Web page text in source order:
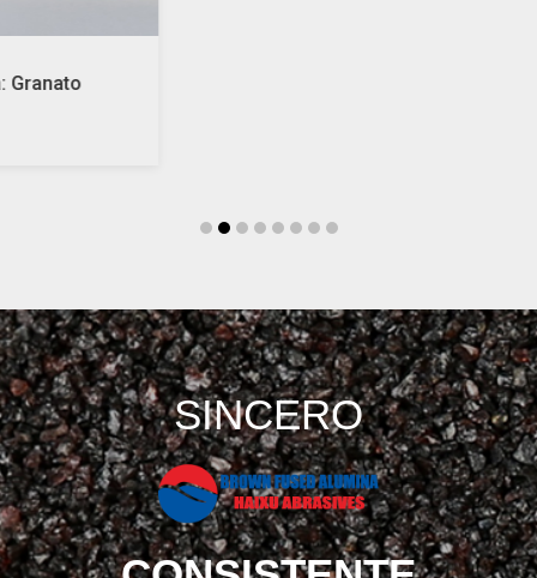
Produttore: Abrasivo per sabbiatura: Granato
SINCERO